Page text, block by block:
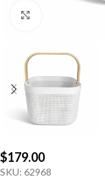
$179.00
SKU: 62968